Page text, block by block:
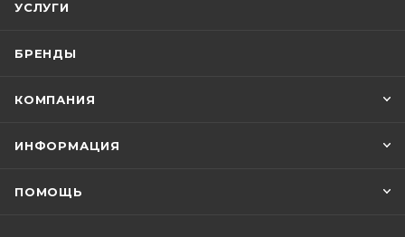
УСЛУГИ
БРЕНДЫ
КОМПАНИЯ
ИНФОРМАЦИЯ
ПОМОЩЬ